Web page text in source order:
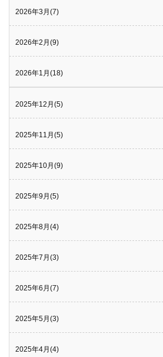
2026年3月(7)
2026年2月(9)
2026年1月(18)
2025年12月(5)
2025年11月(5)
2025年10月(9)
2025年9月(5)
2025年8月(4)
2025年7月(3)
2025年6月(7)
2025年5月(3)
2025年4月(4)